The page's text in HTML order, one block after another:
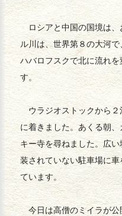
ロシアと中国の国境は、
ル川は、世界第８の大河
ハバロフスクで北に流れ
す。
ウラジオストックから２
に着きました。あくる朝
キー寺を尋ねました。広
装されていない駐車場に
ています。
今日は高僧のミイラが公